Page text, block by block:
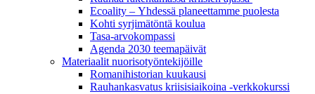
Ecoality – Yhdessä planeettamme puolesta
Kohti syrjimä­töntä koulua
Tasa-arvokompassi
Agenda 2030 teemapäivät
Materiaalit nuorisotyöntekijöille
Romanihistorian kuukausi
Rauhankasvatus kriisisiaikoina -verkkokurssi